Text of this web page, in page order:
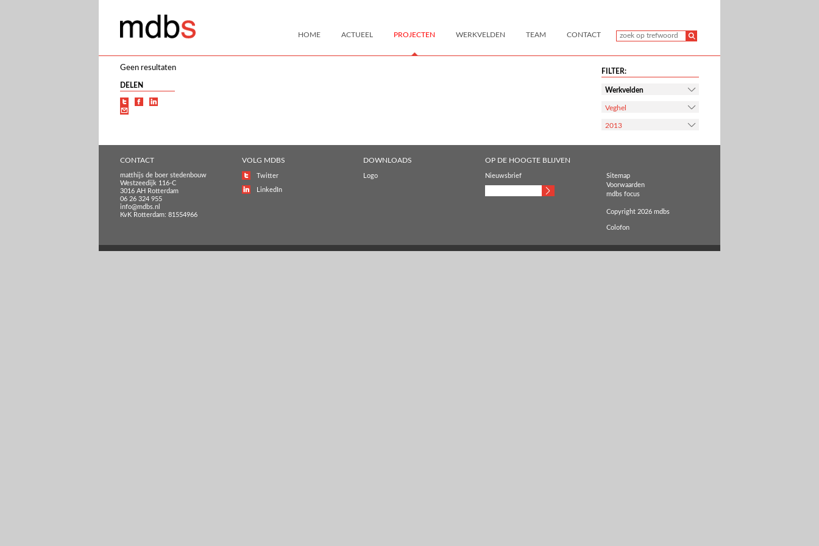
HOME ACTUEEL PROJECTEN WERKVELDEN TEAM CONTACT
Geen resultaten
DELEN
FILTER:
Werkvelden
Veghel
2013
CONTACT
matthijs de boer stedenbouw
Westzeedijk 116-C
3016 AH Rotterdam
06 26 324 955
info@mdbs.nl
KvK Rotterdam: 81554966
VOLG MDBS
Twitter
LinkedIn
DOWNLOADS
Logo
OP DE HOOGTE BLIJVEN
Nieuwsbrief
Sitemap
Voorwaarden
mdbs focus
Copyright 2026 mdbs
Colofon